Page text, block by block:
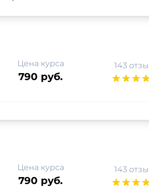
Цена курса
790 руб.
143
Цена курса
790 руб.
143